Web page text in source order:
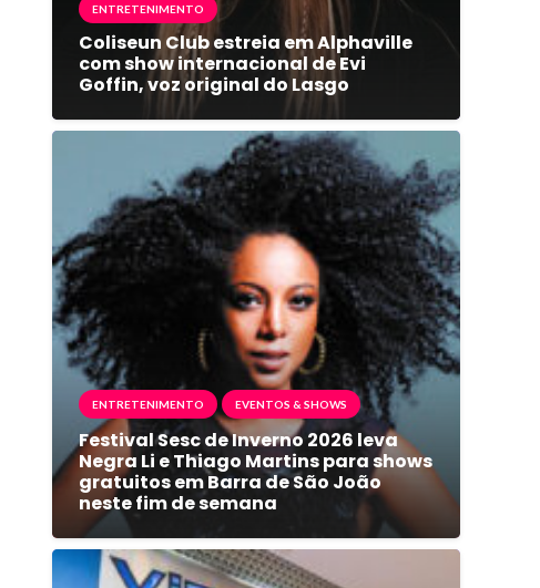
ENTRETENIMENTO
Coliseun Club estreia em Alphaville
com show internacional de Evi
Goffin, voz original do Lasgo
ENTRETENIMENTO EVENTOS & SHOWS
Festival Sesc de Inverno 2026 leva
Negra Li e Thiago Martins para shows
gratuitos em Barra de São João
neste fim de semana